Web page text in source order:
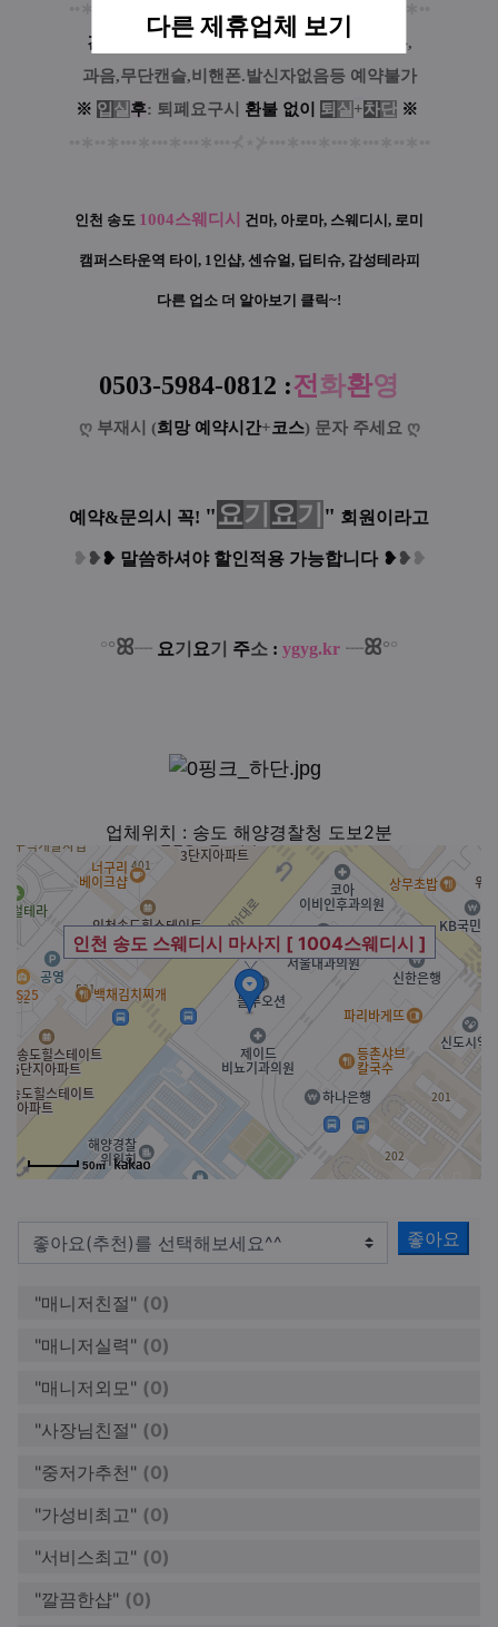
다른 제휴업체 보기
건전영업!! 수위,복장,컨셉,터치,룰.코스거부,
과음,무단캔슬,비핸폰.발신자없음등 예약불가
※ 입 실 후: 퇴폐요구시 환불 없이 퇴 실 +차단 ※
인천 송도 1004스웨디시 건마, 아로마, 스웨디시, 로미
캠퍼스타운역 타이, 1인샵, 센슈얼, 딥티슈, 감성테라피
다른 업소 더 알아보기 클릭~!
0503-5984-0812 :전화환영
ღ 부재시 (희망 예약시간+코스) 문자 주세요 ღ
예약&문의시 꼭! "요기 요기 " 회원이라고
❥ ❥❥ 말씀하셔야 할인적용 가능합니다 ❥❥ ❥
°°ꕤ┈ 요기 요기 주소 : ygyg.kr ┈ꕤ°°
업체위치 : 송도 해양경찰청 도보2분
인천 송도 스웨디시 마사지 [ 1004스웨디시 ]
50m
좋아요
"매니저친절" (0)
"매니저실력" (0)
"매니저외모" (0)
"사장님친절" (0)
"중저가추천" (0)
"가성비최고" (0)
"서비스최고" (0)
"깔끔한샵" (0)